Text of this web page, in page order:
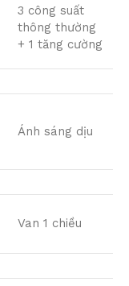
3 công suất
thông thường
+ 1 tăng cường
Ánh sáng dịu
Van 1 chiều